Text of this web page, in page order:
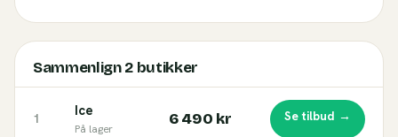
Sammenlign2butikker
1 Ice
På lager
6 490 kr Se tilbud →